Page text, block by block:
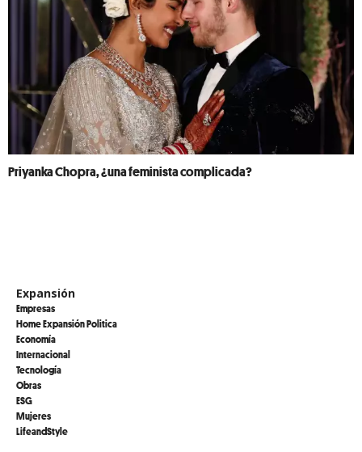
Priyanka Chopra, ¿una feminista complicada?
Expansión
Empresas
Home Expansión Politica
Economía
Internacional
Tecnología
Obras
ESG
Mujeres
LifeandStyle